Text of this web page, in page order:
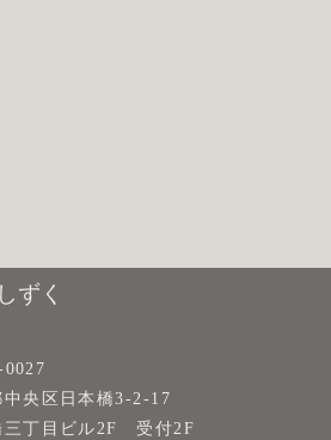
ずく
0027
中央区日本橋3-2-17
三丁目ビル2F 受付2F